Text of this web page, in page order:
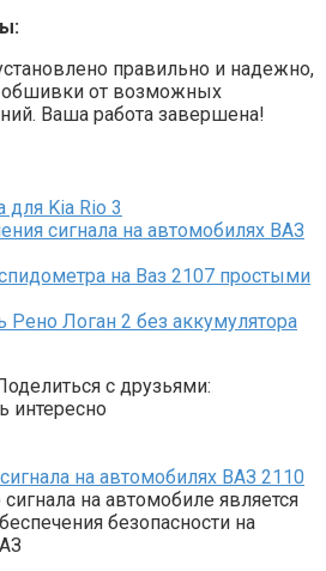
правильно и надежно,
обшивки от возможных
Ваша работа завершена!
для Kia Rio 3
сигнала на автомобилях ВАЗ
на Ваз 2107 простыми
Рено Логан 2 без аккумулятора
с друзьями:
интересно
на автомобилях ВАЗ 2110
на автомобиле является
безопасности на